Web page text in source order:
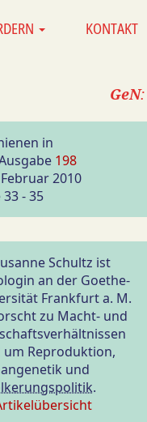
KONTAKT
GeN
in
198
2010
33 - 35
Schultz ist
an der Goethe-
Frankfurt a. M.
zu Macht- und
um Reproduktion,
und
.